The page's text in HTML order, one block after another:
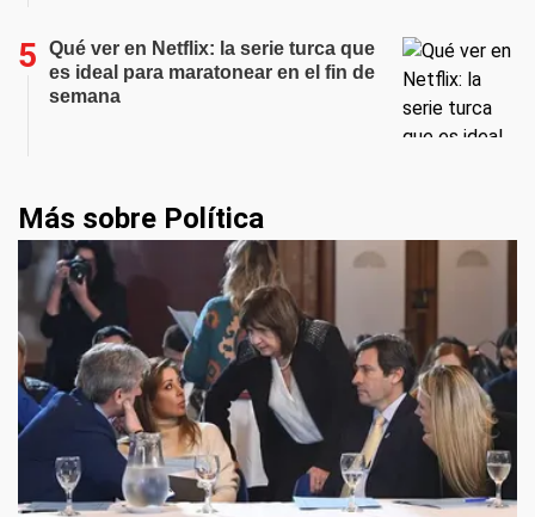
Qué ver en Netflix: la serie turca que
es ideal para maratonear en el fin de
semana
Más sobre Política